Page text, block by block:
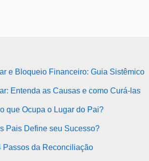
e Bloqueio Financeiro: Guia Sistêmico
Entenda as Causas e como Curá-las
que Ocupa o Lugar do Pai?
Pais Define seu Sucesso?
Passos da Reconciliação